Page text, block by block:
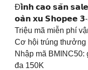
Đ𝗶̉𝗻𝗵 𝗰𝗮𝗼 𝘀𝗮̆𝗻
𝗼𝗮̀𝗻 𝘅𝘂 𝗦𝗵𝗼𝗽𝗲𝗲 𝟯-
Triệu mã miễn phí
Cơ hội trúng thưởng
Nhập mã
đa 150K